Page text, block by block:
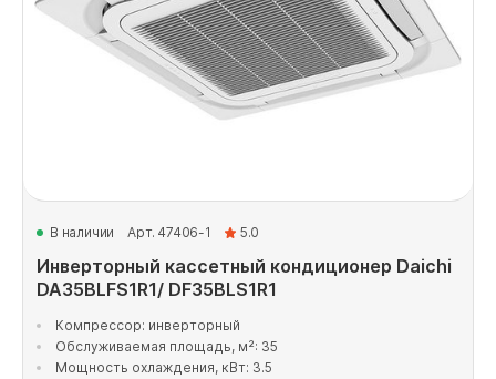
В наличии Арт. 47406-1 5.0
Инверторный кассетный кондиционер Daichi
DA35BLFS1R1/ DF35BLS1R1
Компрессор: инверторный
Обслуживаемая площадь, м²: 35
Мощность охлаждения, кВт: 3.5